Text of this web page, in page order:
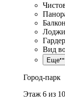
Балкон
Вид
Еще
Город-парк
Этаж 6 из 10